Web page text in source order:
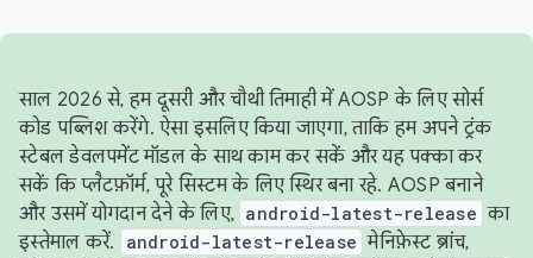
साल 2026 से, हम दूसरी और चौथी तिमाही में AOSP के लिए सोर्स
कोड पब्लिश करेंगे. ऐसा इसलिए किया जाएगा, ताकि हम अपने ट्रंक
स्टेबल डेवलपमेंट मॉडल के साथ काम कर सकें और यह पक्का कर
सकें कि प्लैटफ़ॉर्म, पूरे सिस्टम के लिए स्थिर बना रहे. AOSP बनाने
और उसमें योगदान देने के लिए, android-latest-release का
इस्तेमाल करें.
android-latest-release मेनिफ़ेस्ट ब्रांच,